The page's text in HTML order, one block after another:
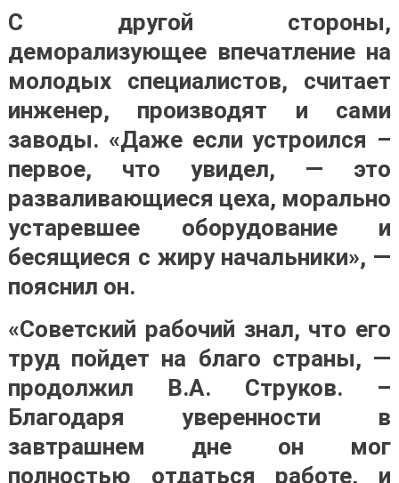
С другой стороны,
деморализующее впечатление на
молодых специалистов, считает
инженер, производят и сами
заводы. «Даже если устроился –
первое, что увидел, — это
разваливающиеся цеха, морально
устаревшее оборудование и
бесящиеся с жиру начальники», —
пояснил он.
«Советский рабочий знал, что его
труд пойдет на благо страны, —
продолжил В.А. Струков. –
Благодаря уверенности в
завтрашнем дне он мог
полностью отдаться работе, и